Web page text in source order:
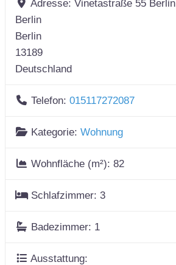
Adresse:Vinetastraße 55 Berlin
Berlin
Berlin
13189
Deutschland
Telefon:015117272087
Kategorie:Wohnung
Wohnfläche (m²):82
Schlafzimmer:3
Badezimmer: 1
Ausstattung: